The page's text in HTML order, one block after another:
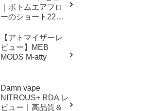
｜ボトムエアフロ
ーのショート22mm
【アトマイザーレ
ビュー】MEB
MODS M-atty
Damn vape
NITROUS+ RDA レ
ビュー｜高品質＆